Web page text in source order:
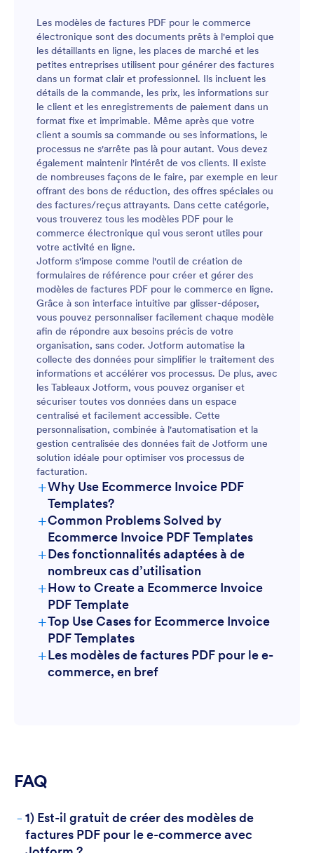
carte de crédit de vos clients sont garanties en toute
sécurité grâce à la conformité PCI de Jotform et à la
connexion SSL 256 bits, le même niveau de protection
utilisé par les fournisseurs de services bancaires en
ligne ! En générant des reçus PDF avec notre modèle
de reçu de paiement, vous pouvez automatiser votre
flux de travail et augmenter l'efficacité - vous ne
reviendrez plus jamais à la méthode du stylo et du
papier !
Les modèles de factures PDF pour le commerce
électronique sont des documents prêts à l'emploi que
les détaillants en ligne, les places de marché et les
petites entreprises utilisent pour générer des factures
dans un format clair et professionnel. Ils incluent les
détails de la commande, les prix, les informations sur
le client et les enregistrements de paiement dans un
format fixe et imprimable. Même après que votre
client a soumis sa commande ou ses informations, le
processus ne s'arrête pas là pour autant. Vous devez
également maintenir l'intérêt de vos clients. Il existe
de nombreuses façons de le faire, par exemple en leur
offrant des bons de réduction, des offres spéciales ou
des factures/reçus attrayants. Dans cette catégorie,
vous trouverez tous les modèles PDF pour le
commerce électronique qui vous seront utiles pour
votre activité en ligne.
Jotform s'impose comme l'outil de création de
formulaires de référence pour créer et gérer des
modèles de factures PDF pour le commerce en ligne.
Grâce à son interface intuitive par glisser-déposer,
vous pouvez personnaliser facilement chaque modèle
afin de répondre aux besoins précis de votre
organisation, sans coder. Jotform automatise la
collecte des données pour simplifier le traitement des
informations et accélérer vos processus. De plus, avec
les Tableaux Jotform, vous pouvez organiser et
sécuriser toutes vos données dans un espace
centralisé et facilement accessible. Cette
personnalisation, combinée à l'automatisation et la
gestion centralisée des données fait de Jotform une
solution idéale pour optimiser vos processus de
facturation.
+Why Use Ecommerce Invoice PDF
Templates?
+Common Problems Solved by
Ecommerce Invoice PDF Templates
+Des fonctionnalités adaptées à de
nombreux cas d’utilisation
+How to Create a Ecommerce Invoice
PDF Template
+Top Use Cases for Ecommerce Invoice
PDF Templates
For Managers
+Les modèles de factures PDF pour le e-
commerce, en bref
FAQ
- 1) Est-il gratuit de créer des modèles de
factures PDF pour le e-commerce avec